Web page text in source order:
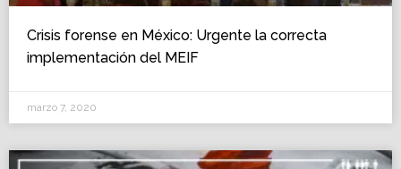
Crisis forense en México: Urgente la correcta
implementación del MEIF
marzo 7, 2020